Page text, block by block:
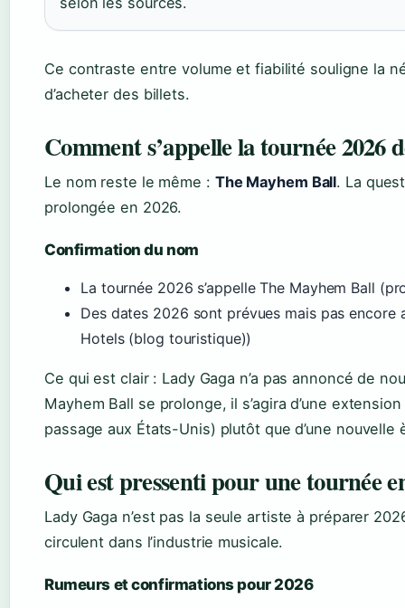
Ce contraste entre volume et fiabilité souligne la
d’acheter des billets.
Comment s’appelle la tournée 2026
Le nom reste le même : The Mayhem Ball. La
prolongée en 2026.
Confirmation du nom
La tournée 2026 s’appelle The Mayhem Ball
Des dates 2026 sont prévues mais pas encore
Hotels (blog touristique))
Ce qui est clair : Lady Gaga n’a pas annoncé de
Mayhem Ball se prolonge, il s’agira d’une
passage aux États-Unis) plutôt que d’une nouvelle
Qui est pressenti pour une tournée
Lady Gaga n’est pas la seule artiste à préparer
circulent dans l’industrie musicale.
Rumeurs et confirmations pour 2026